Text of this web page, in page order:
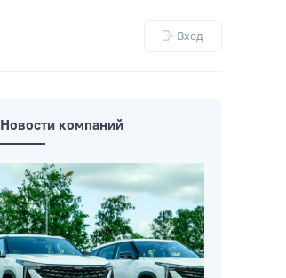
Вход
Новости компаний